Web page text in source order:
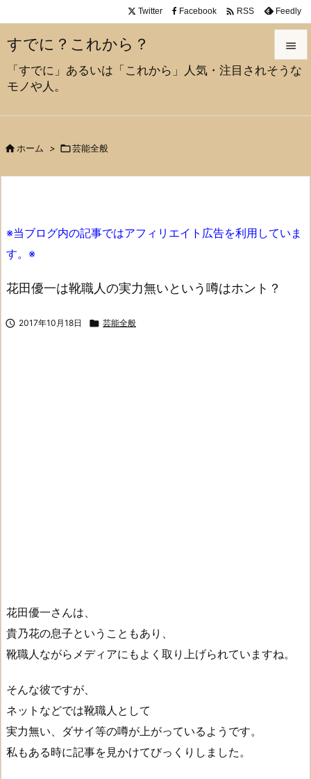
すでに？これから？
「すでに」あるいは「これから」人気・注目されそうな
モノや人。



検索
Twitter Facebook  RSS Feedly
 ホーム > 芸能全般
※当ブログ内の記事ではアフィリエイト広告を利用していま
す。※
花田優一は靴職人の実力無いという噂はホント？
 2017年10月18日  芸能全般
花田優一さんは、
貴乃花の息子ということもあり、
靴職人ながらメディアにもよく取り上げられていますね。
そんな彼ですが、
ネットなどでは靴職人として
実力無い、ダサイ等の噂が上がっているようです。
私もある時に記事を見かけてびっくりしました。